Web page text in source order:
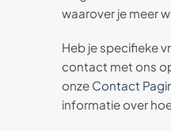
waarover je meer
Heb je specifieke
contact met ons
onze Contact
informatie over